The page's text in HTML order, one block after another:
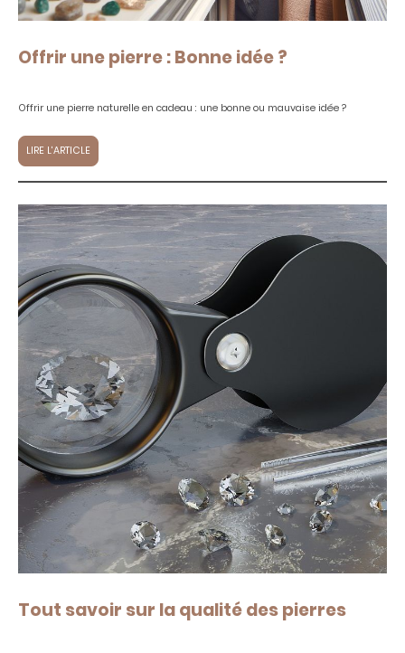
Offrir une pierre : Bonne idée ?
Offrir une pierre naturelle en cadeau : une bonne ou mauvaise idée ?
LIRE L'ARTICLE
Tout savoir sur la qualité des pierres